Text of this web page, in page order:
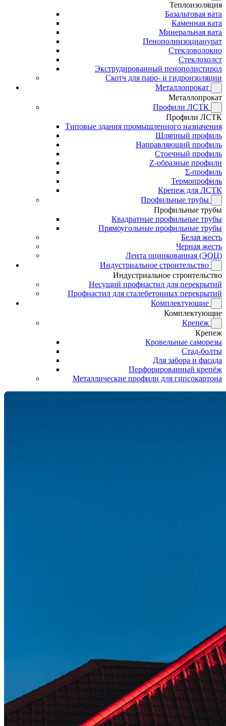
Теплоизоляция
Базальтовая вата
Каменная вата
Минеральная вата
Пенополиизоцианурат
Стекловолокно
Стеклохолст
Экструдированный пенополистирол
Скотч для паро- и гидроизоляции
Металлопрокат
Металлопрокат
Профили ЛСТК
Профили ЛСТК
Типовые здания промышленного назначения
Шляпный профиль
Направляющий профиль
Стоечный профиль
Z-образные профили
Σ-профиль
Термопрофиль
Крепеж для ЛСТК
Профильные трубы
Профильные трубы
Квадратные профильные трубы
Прямоугольные профильные трубы
Белая жесть
Черная жесть
Лента оцинкованная (ЭОЦ)
Индустриальное строительство
Индустриальное строительство
Несущий профнастил для перекрытий
Профнастил для сталебетонных перекрытий
Комплектующие
Комплектующие
Крепеж
Крепеж
Кровельные саморезы
Стад-болты
Для забора и фасада
Перфорированный крепёж
Металлические профили для гипсокартона